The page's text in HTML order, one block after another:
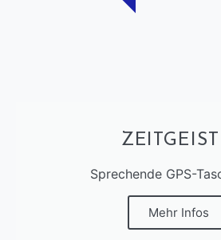
Sprechende GPS-
Mehr Infos